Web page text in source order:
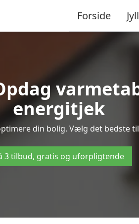
Forside
energitjek
din bolig. Vælg det bedste
3 tilbud, gratis og uforpligtende